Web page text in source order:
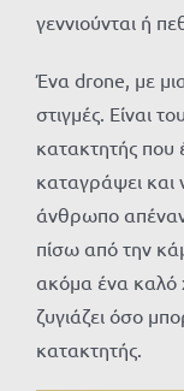
γεννιούνται ή
Ένα drone, με
στιγμές. Είναι
κατακτητής που
καταγράψει και
άνθρωπο
πίσω από την
ακόμα ένα καλό
ζυγιάζει όσο
κατακτητής.